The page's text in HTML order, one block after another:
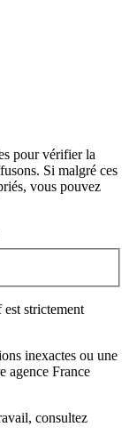
pour vérifier la
Si malgré ces
vous pouvez
strictement
inexactes ou une
agence France
, consultez